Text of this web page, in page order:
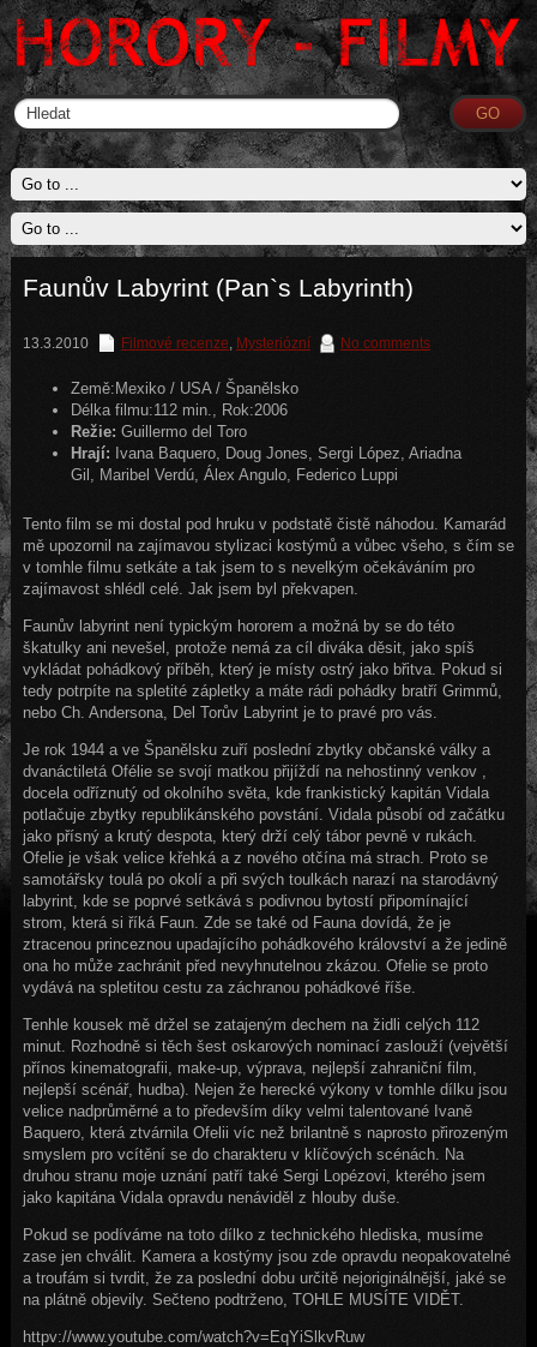
Faunův Labyrint (Pan`s Labyrinth)
13.3.2010 Filmové recenze, Mysteriózní No comments
Země:Mexiko / USA / Španělsko
Délka filmu:112 min., Rok:2006
Režie: Guillermo del Toro
Hrají: Ivana Baquero, Doug Jones, Sergi López, Ariadna
Gil, Maribel Verdú, Álex Angulo, Federico Luppi
Tento film se mi dostal pod hruku v podstatě čistě náhodou. Kamarád
mě upozornil na zajímavou stylizaci kostýmů a vůbec všeho, s čím se
v tomhle filmu setkáte a tak jsem to s nevelkým očekáváním pro
zajímavost shlédl celé. Jak jsem byl překvapen.
Faunův labyrint není typickým hororem a možná by se do této
škatulky ani nevešel, protože nemá za cíl diváka děsit, jako spíš
vykládat pohádkový příběh, který je místy ostrý jako břitva. Pokud si
tedy potrpíte na spletité zápletky a máte rádi pohádky bratří Grimmů,
nebo Ch. Andersona, Del Torův Labyrint je to pravé pro vás.
Je rok 1944 a ve Španělsku zuří poslední zbytky občanské války a
dvanáctiletá Ofélie se svojí matkou přijíždí na nehostinný venkov ,
docela odříznutý od okolního světa, kde frankistický kapitán Vidala
potlačuje zbytky republikánského povstání. Vidala působí od začátku
jako přísný a krutý despota, který drží celý tábor pevně v rukách.
Ofelie je však velice křehká a z nového otčína má strach. Proto se
samotářsky toulá po okolí a při svých toulkách narazí na starodávný
labyrint, kde se poprvé setkává s podivnou bytostí připomínající
strom, která si říká Faun. Zde se také od Fauna dovídá, že je
ztracenou princeznou upadajícího pohádkového království a že jedině
ona ho může zachránit před nevyhnutelnou zkázou. Ofelie se proto
vydává na spletitou cestu za záchranou pohádkové říše.
Tenhle kousek mě držel se zatajeným dechem na židli celých 112
minut. Rozhodně si těch šest oskarových nominací zaslouží (vejvětší
přínos kinematografii, make-up, výprava, nejlepší zahraniční film,
nejlepší scénář, hudba). Nejen že herecké výkony v tomhle dílku jsou
velice nadprůměrné a to především díky velmi talentované Ivaně
Baquero, která ztvárnila Ofelii víc než brilantně s naprosto přirozeným
smyslem pro vcítění se do charakteru v klíčových scénách. Na
druhou stranu moje uznání patří také Sergi Lopézovi, kterého jsem
jako kapitána Vidala opravdu nenáviděl z hlouby duše.
Pokud se podíváme na toto dílko z technického hlediska, musíme
zase jen chválit. Kamera a kostýmy jsou zde opravdu neopakovatelné
a troufám si tvrdit, že za poslední dobu určitě nejoriginálnější, jaké se
na plátně objevily. Sečteno podtrženo, TOHLE MUSÍTE VIDĚT.
httpv://www.youtube.com/watch?v=EqYiSlkvRuw